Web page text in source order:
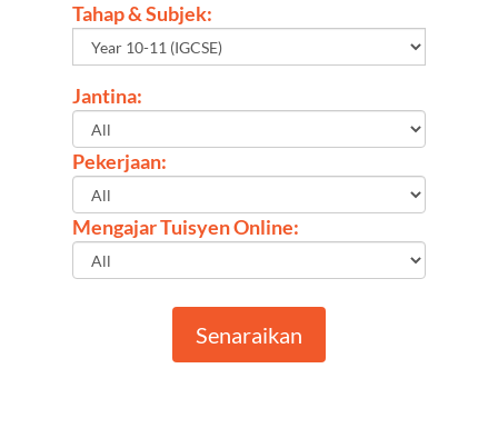
Tahap & Subjek:
Jantina:
Pekerjaan:
Mengajar Tuisyen Online:
Senaraikan